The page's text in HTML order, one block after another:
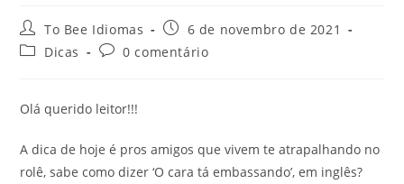
To Bee Idiomas
6 de novembro de 2021
Dicas
0 comentário
Olá querido leitor!!!
A dica de hoje é pros amigos que vivem te atrapalhando no
rolê, sabe como dizer ‘O cara tá embassando’, em inglês?